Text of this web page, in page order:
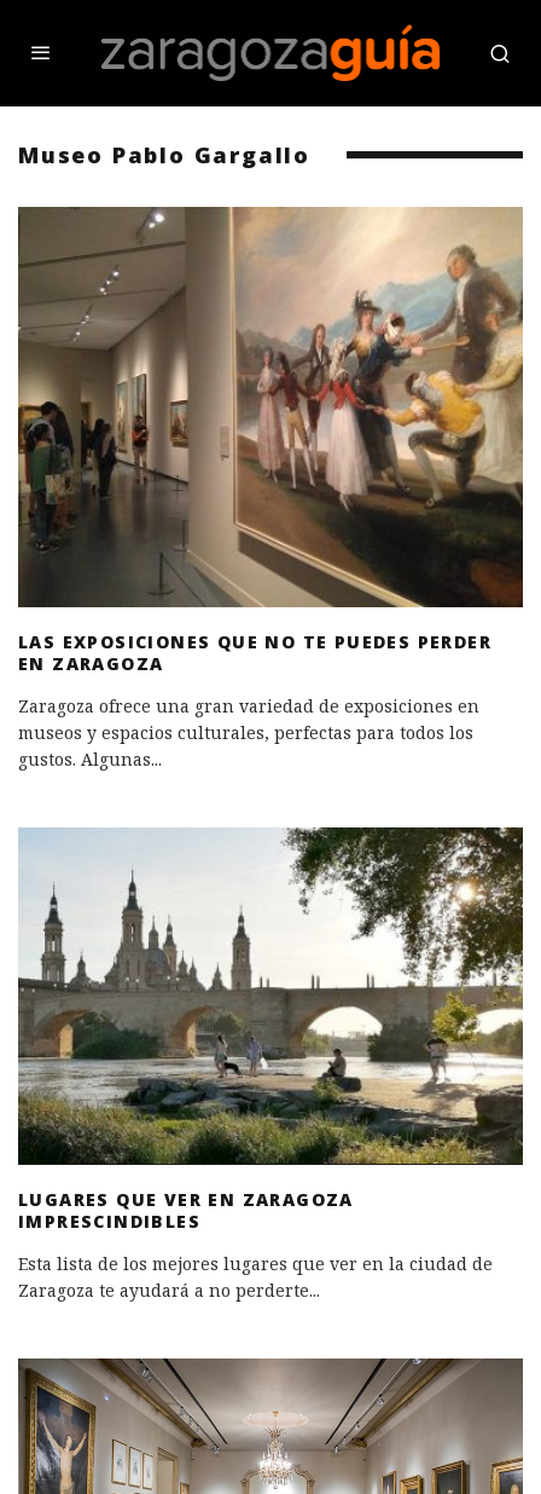
Museo Pablo Gargallo
LAS EXPOSICIONES QUE NO TE PUEDES PERDER
EN ZARAGOZA
Zaragoza ofrece una gran variedad de exposiciones en
museos y espacios culturales, perfectas para todos los
gustos. Algunas...
LUGARES QUE VER EN ZARAGOZA
IMPRESCINDIBLES
Esta lista de los mejores lugares que ver en la ciudad de
Zaragoza te ayudará a no perderte...